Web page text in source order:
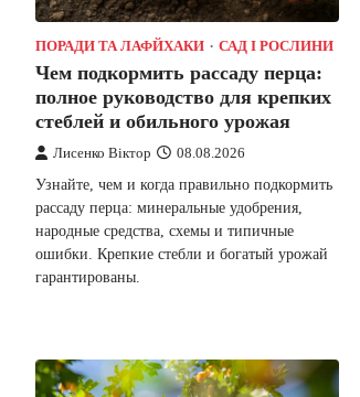
ПОРАДИ ТА ЛАФЙХАКИ САД І РОСЛИНИ
Чем подкормить рассаду перца:
полное руководство для крепких
стеблей и обильного урожая
Лисенко Віктор 08.08.2026
Узнайте, чем и когда правильно подкормить
рассаду перца: минеральные удобрения,
народные средства, схемы и типичные
ошибки. Крепкие стебли и богатый урожай
гарантированы.